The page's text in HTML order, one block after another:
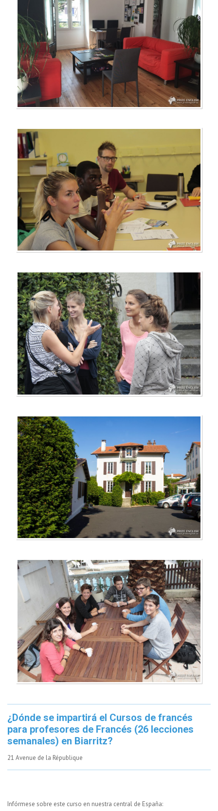
¿Dónde se impartirá el Cursos de francés
para profesores de Francés (26 lecciones
semanales) en Biarritz?
21 Avenue de la République
Infórmese sobre este curso en nuestra central de España: